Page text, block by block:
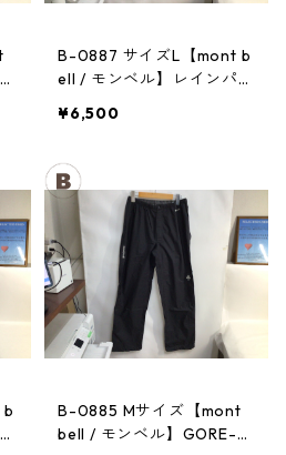
B-0887 サイズL【mont b
ell / モンベル】レインパン
ィース
¥6,500
B-0885 Mサイズ【mont
bell / モンベル】GORE-T